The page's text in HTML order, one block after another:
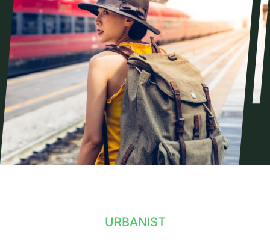
URBANIST